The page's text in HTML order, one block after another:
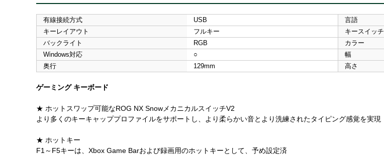
有線接続方式 USB 言語
キーレイアウト
フルキー キースイッチ
バックライト
RGB カラー
Windows対応
○ 幅
奥行
129mm 高さ
ゲーミング キーボード
★ ホットスワップ可能なROG NX SnowメカニカルスイッチV2
より多くのキーキャッププロファイルをサポートし、より柔らかい音とより洗練されたタイピング感覚を実現
★ ホットキー
F1～F5キーは、Xbox Game Barおよび録画用のホットキーとして、予め設定済